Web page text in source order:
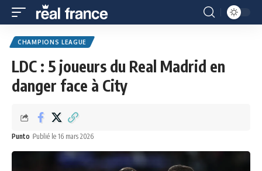
CHAMPIONS LEAGUE
LDC : 5 joueurs du Real Madrid en
danger face à City
Punto Publié le 16 mars 2026